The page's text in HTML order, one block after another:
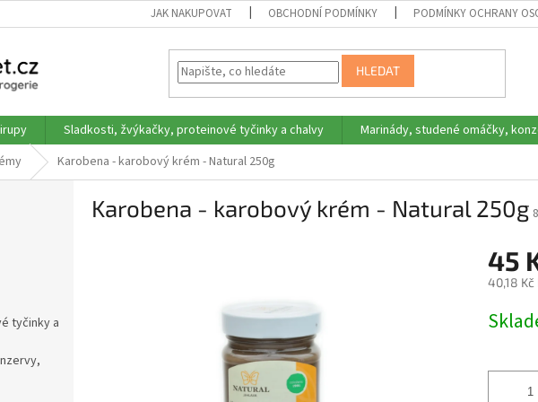
JAK NAKUPOVAT OBCHODNÍ PODMÍNKY PODMÍNKY OCHRANY
HLEDAT
Sladkosti, žvýkačky, proteinové tyčinky a chalvy Marinády, studené omáčky,
Karobena - karobový krém - Natural 250g
tyčinky a
Karobena - karobový krém - Natural 250g
45
40,18 Kč
cena: